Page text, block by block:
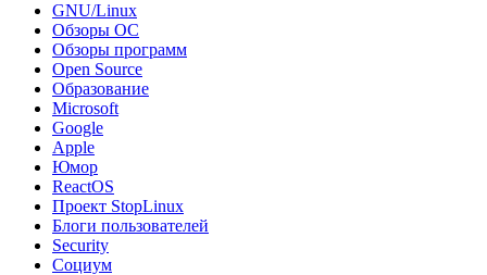
GNU/Linux
Обзоры ОС
Обзоры программ
Open Source
Образование
Microsoft
Google
Apple
Юмор
ReactOS
Проект StopLinux
Блоги пользователей
Security
Социум